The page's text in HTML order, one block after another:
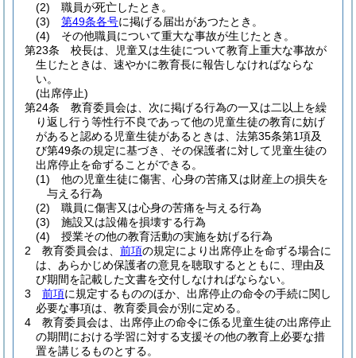
(2)
職員が死亡したとき。
(3)
第49条各号に掲げる届出があつたとき。
(4)
その他職員について重大な事故が生じたとき。
第23条
校長は、児童又は生徒について教育上重大な事故が
生じたときは、速やかに教育長に報告しなければならな
い。
(出席停止)
第24条
教育委員会は、次に掲げる行為の一又は二以上を繰
り返し行う等性行不良であって他の児童生徒の教育に妨げ
があると認める児童生徒があるときは、法第35条第1項及
び第49条の規定に基づき、その保護者に対して児童生徒の
出席停止を命ずることができる。
(1)
他の児童生徒に傷害、心身の苦痛又は財産上の損失を
与える行為
(2)
職員に傷害又は心身の苦痛を与える行為
(3)
施設又は設備を損壊する行為
(4)
授業その他の教育活動の実施を妨げる行為
2
教育委員会は、 前項の規定により出席停止を命ずる場合に
は、あらかじめ保護者の意見を聴取するとともに、理由及
び期間を記載した文書を交付しなければならない。
3
前項に規定するもののほか、出席停止の命令の手続に関し
必要な事項は、教育委員会が別に定める。
4
教育委員会は、出席停止の命令に係る児童生徒の出席停止
の期間における学習に対する支援その他の教育上必要な措
置を講じるものとする。